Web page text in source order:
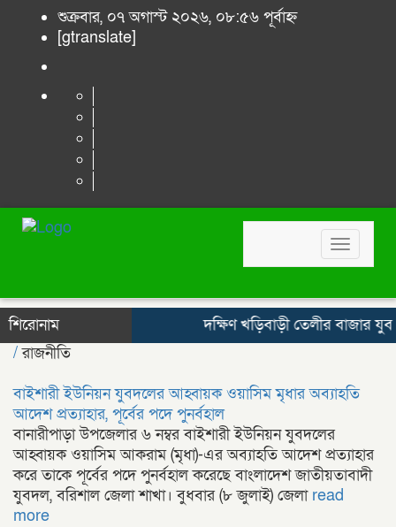
শুক্রবার, ০৭ অগাস্ট ২০২৬, ০৮:৫৬ পূর্বাহ্ন
[gtranslate]
Toggle
শিরোনাম
দক্ষিণ খড়িবাড়ী তেলীর বাজার
/রাজনীতি
বাইশারী ইউনিয়ন যুবদলের আহ্বায়ক ওয়াসিম মৃধার অব্যাহতি
আদেশ প্রত্যাহার, পূর্বের পদে পুনর্বহাল
বানারীপাড়া উপজেলার ৬ নম্বর বাইশারী ইউনিয়ন যুবদলের
আহ্বায়ক ওয়াসিম আকরাম (মৃধা)-এর অব্যাহতি আদেশ প্রত্যাহার
করে তাকে পূর্বের পদে পুনর্বহাল করেছে বাংলাদেশ জাতীয়তাবাদী
যুবদল, বরিশাল জেলা শাখা। বুধবার (৮ জুলাই) জেলা read
more